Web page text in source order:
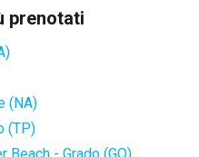
prenotati
(NA)
(TP)